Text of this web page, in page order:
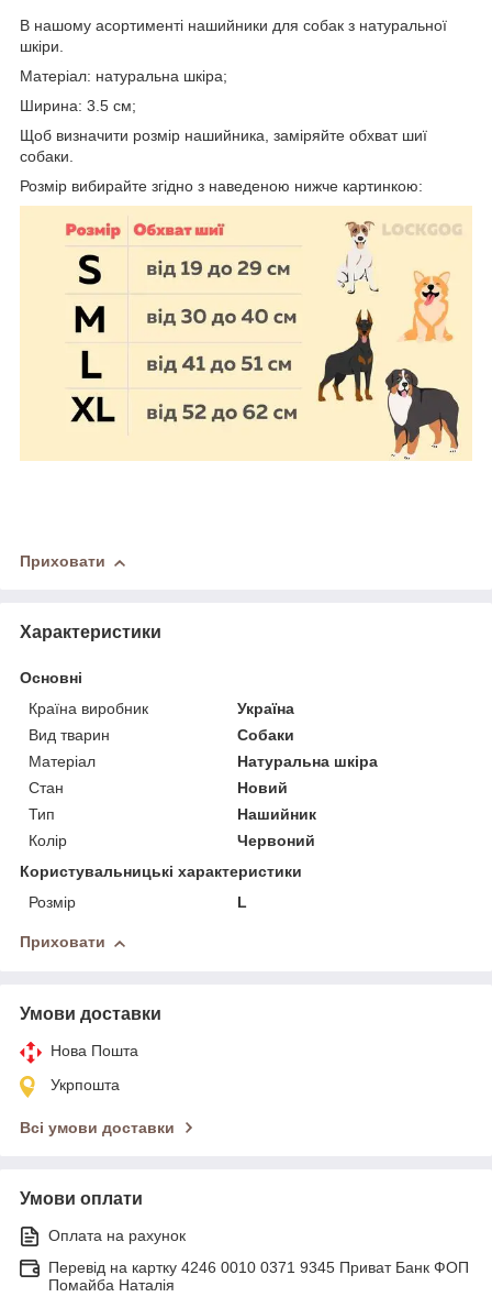
В нашому асортименті нашийники для собак з натуральної
шкіри.
Матеріал: натуральна шкіра;
Ширина: 3.5 см;
Щоб визначити розмір нашийника, заміряйте обхват шиї
собаки.
Розмір вибирайте згідно з наведеною нижче картинкою:
Приховати
Характеристики
Основні
Країна виробник
Україна
Вид тварин
Собаки
Матеріал
Натуральна шкіра
Стан
Новий
Тип
Нашийник
Колір
Червоний
Користувальницькі характеристики
Розмір
L
Приховати
Умови доставки
Нова Пошта
Укрпошта
Всі умови доставки
Умови оплати
Оплата на рахунок
Перевід на картку 4246 0010 0371 9345 Приват Банк ФОП
Помайба Наталія